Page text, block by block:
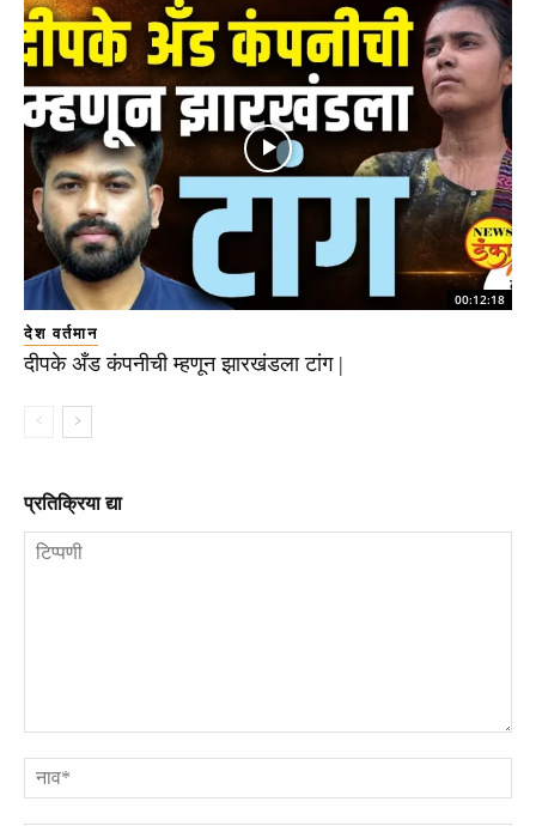
00:12:18
देश वर्तमान
दीपके अँड कंपनीची म्हणून झारखंडला टांग |
प्रतिक्रिया द्या